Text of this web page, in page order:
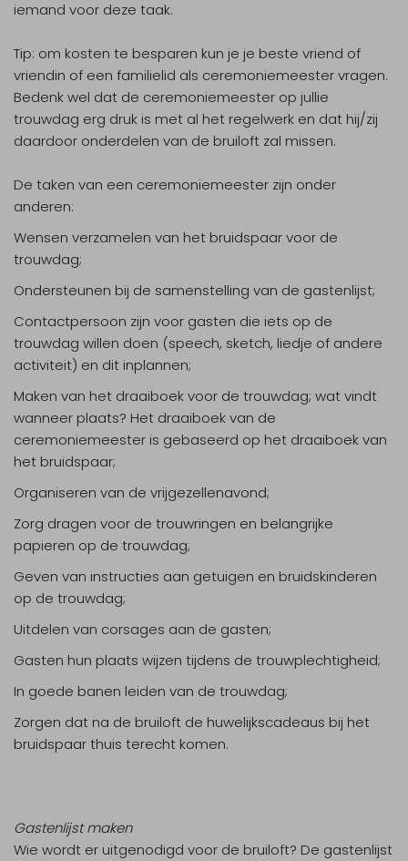
iemand voor deze taak.
Tip: om kosten te besparen kun je je beste vriend of
vriendin of een familielid als ceremoniemeester vragen.
Bedenk wel dat de ceremoniemeester op jullie
trouwdag erg druk is met al het regelwerk en dat hij/zij
daardoor onderdelen van de bruiloft zal missen.
De taken van een ceremoniemeester zijn onder
anderen:
Wensen verzamelen van het bruidspaar voor de
trouwdag;
Ondersteunen bij de samenstelling van de gastenlijst;
Contactpersoon zijn voor gasten die iets op de
trouwdag willen doen (speech, sketch, liedje of andere
activiteit) en dit inplannen;
Maken van het draaiboek voor de trouwdag; wat vindt
wanneer plaats? Het draaiboek van de
ceremoniemeester is gebaseerd op het draaiboek van
het bruidspaar;
Organiseren van de vrijgezellenavond;
Zorg dragen voor de trouwringen en belangrijke
papieren op de trouwdag;
Geven van instructies aan getuigen en bruidskinderen
op de trouwdag;
Uitdelen van corsages aan de gasten;
Gasten hun plaats wijzen tijdens de trouwplechtigheid;
In goede banen leiden van de trouwdag;
Zorgen dat na de bruiloft de huwelijkscadeaus bij het
bruidspaar thuis terecht komen.
Gastenlijst maken
Wie wordt er uitgenodigd voor de bruiloft? De gastenlijst